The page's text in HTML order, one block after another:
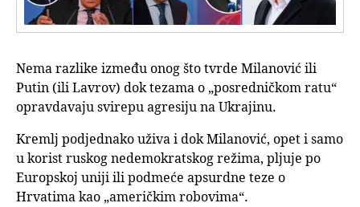
Nema razlike između onog što tvrde Milanović ili
Putin (ili Lavrov) dok tezama o „posredničkom ratu“
opravdavaju svirepu agresiju na Ukrajinu.
Kremlj podjednako uživa i dok Milanović, opet i samo
u korist ruskog nedemokratskog režima, pljuje po
Europskoj uniji ili podmeće apsurdne teze o
Hrvatima kao „američkim robovima“.